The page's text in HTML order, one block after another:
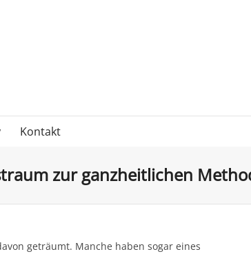
Kontakt
zur ganzheitlichen
geträumt. Manche haben sogar eines